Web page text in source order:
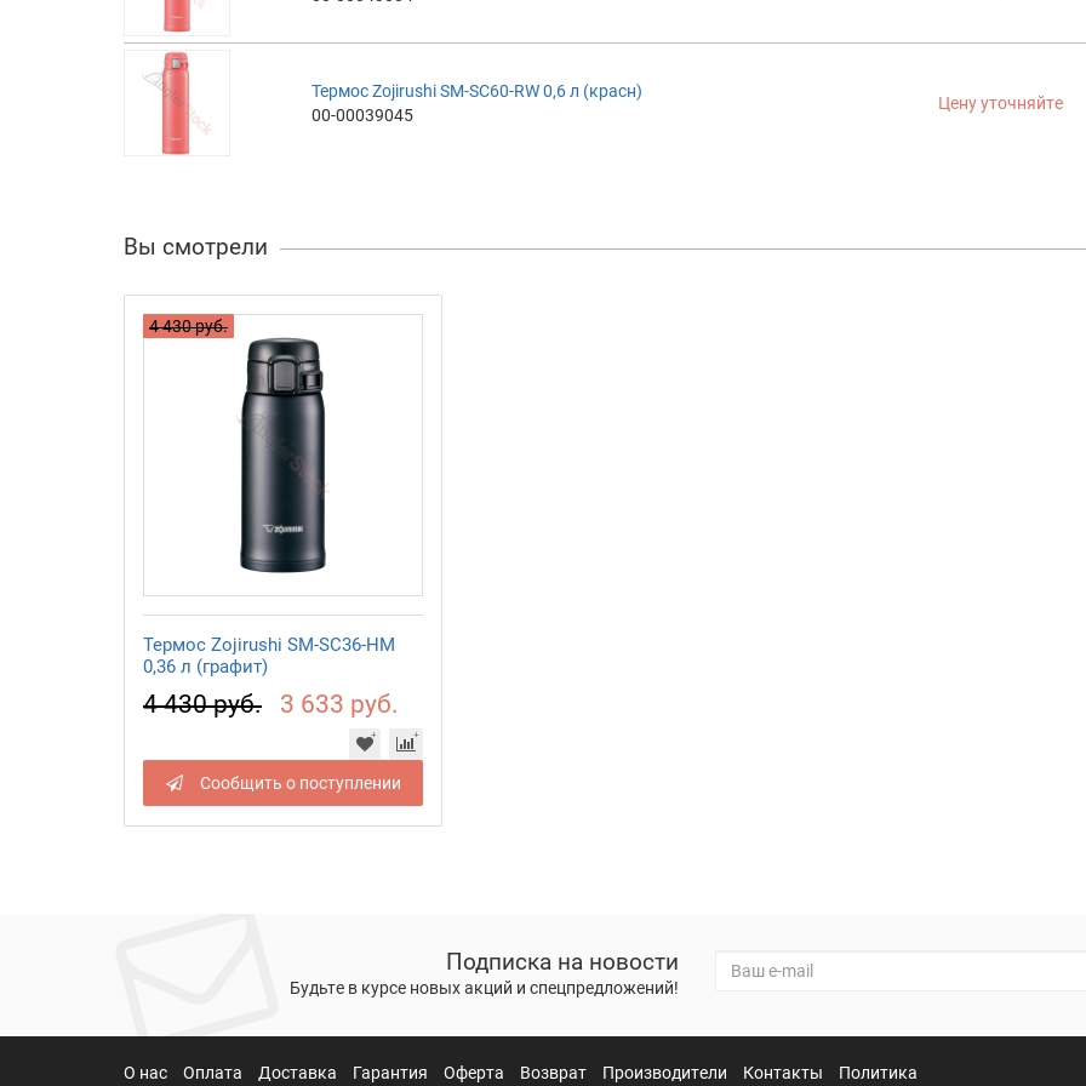
Термос Zojirushi SM-SC60-RW 0,6 л (красн)
00-00039045
Цену уточняйте
Вы смотрели
4 430 руб.
Термос Zojirushi SM-SC36-HM
0,36 л (графит)
4 430 руб. 3 633 руб.
Сообщить о поступлении
Подписка на новости
Будьте в курсе новых акций и спецпредложений!
О нас Оплата Доставка Гарантия Оферта Возврат Производители Контакты Политика